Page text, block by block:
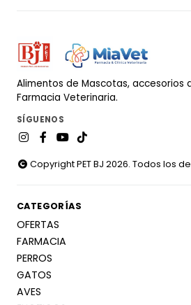
Alimentos de Mascotas, accesorios
Farmacia Veterinaria.
SÍGUENOS
Copyright PET BJ 2026. Todos los
CATEGORÍAS
OFERTAS
FARMACIA
PERROS
GATOS
AVES